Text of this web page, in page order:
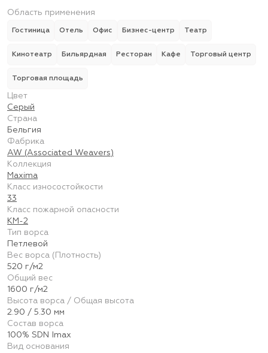
Область применения
Гостиница Отель Офис Бизнес-центр Театр
Кинотеатр Бильярдная Ресторан Кафе Торговый центр
Торговая площадь
Цвет
Серый
Страна
Бельгия
Фабрика
AW (Associated Weavers)
Коллекция
Maxima
Класс износостойкости
33
Класс пожарной опасности
КМ-2
Тип ворса
Петлевой
Вес ворса (Плотность)
520 г/м2
Общий вес
1600 г/м2
Высота ворса / Общая высота
2.90 / 5.30 мм
Состав ворса
100% SDN Imax
Вид основания